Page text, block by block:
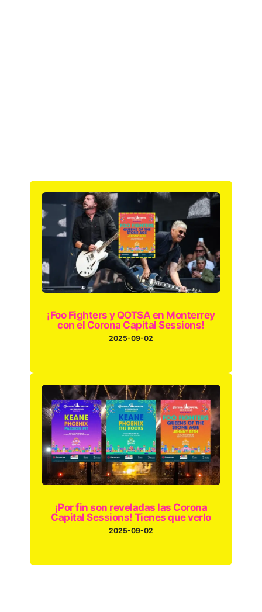
¡Foo Fighters y QOTSA en Monterrey
con el Corona Capital Sessions!
2025-09-02
¡Por fin son reveladas las Corona
Capital Sessions! Tienes que verlo
2025-09-02